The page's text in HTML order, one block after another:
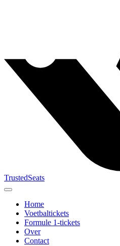
TrustedSeats
Home
Voetbaltickets
Formule 1-tickets
Over
Contact